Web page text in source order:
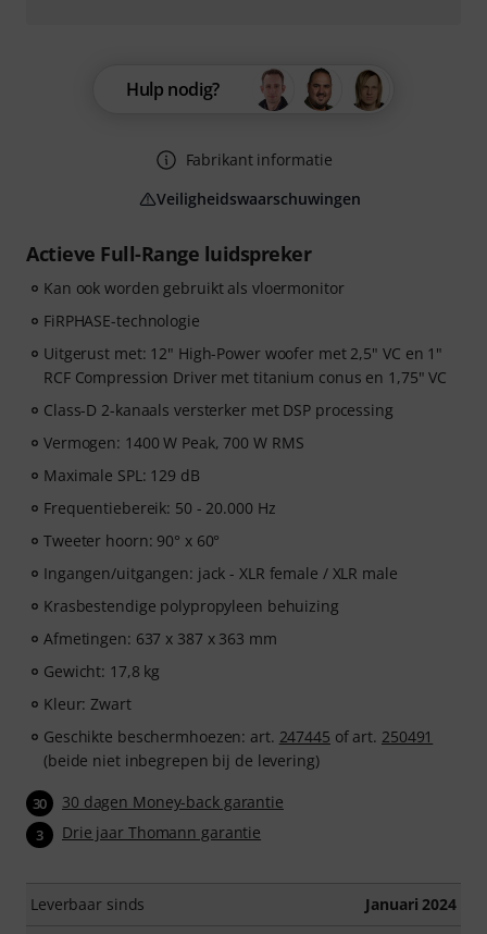
Actieve Full-Range luidspreker
Kan ook worden gebruikt als vloermonitor
FiRPHASE-technologie
Uitgerust met: 12" High-Power woofer met 2,5" VC en 1"
RCF Compression Driver met titanium conus en 1,75" VC
Class-D 2-kanaals versterker met DSP processing
Vermogen: 1400 W Peak, 700 W RMS
Maximale SPL: 129 dB
Frequentiebereik: 50 - 20.000 Hz
Tweeter hoorn: 90° x 60°
Ingangen/uitgangen: jack - XLR female / XLR male
Krasbestendige polypropyleen behuizing
Afmetingen: 637 x 387 x 363 mm
Gewicht: 17,8 kg
Kleur: Zwart
Geschikte beschermhoezen: art. 247445 of art. 250491
(beide niet inbegrepen bij de levering)
30 30 dagen Money-back garantie
3 Drie jaar Thomann garantie
Leverbaar sinds Januari 2024
Hulp nodig?
Fabrikant informatie
Veiligheidswaarschuwingen